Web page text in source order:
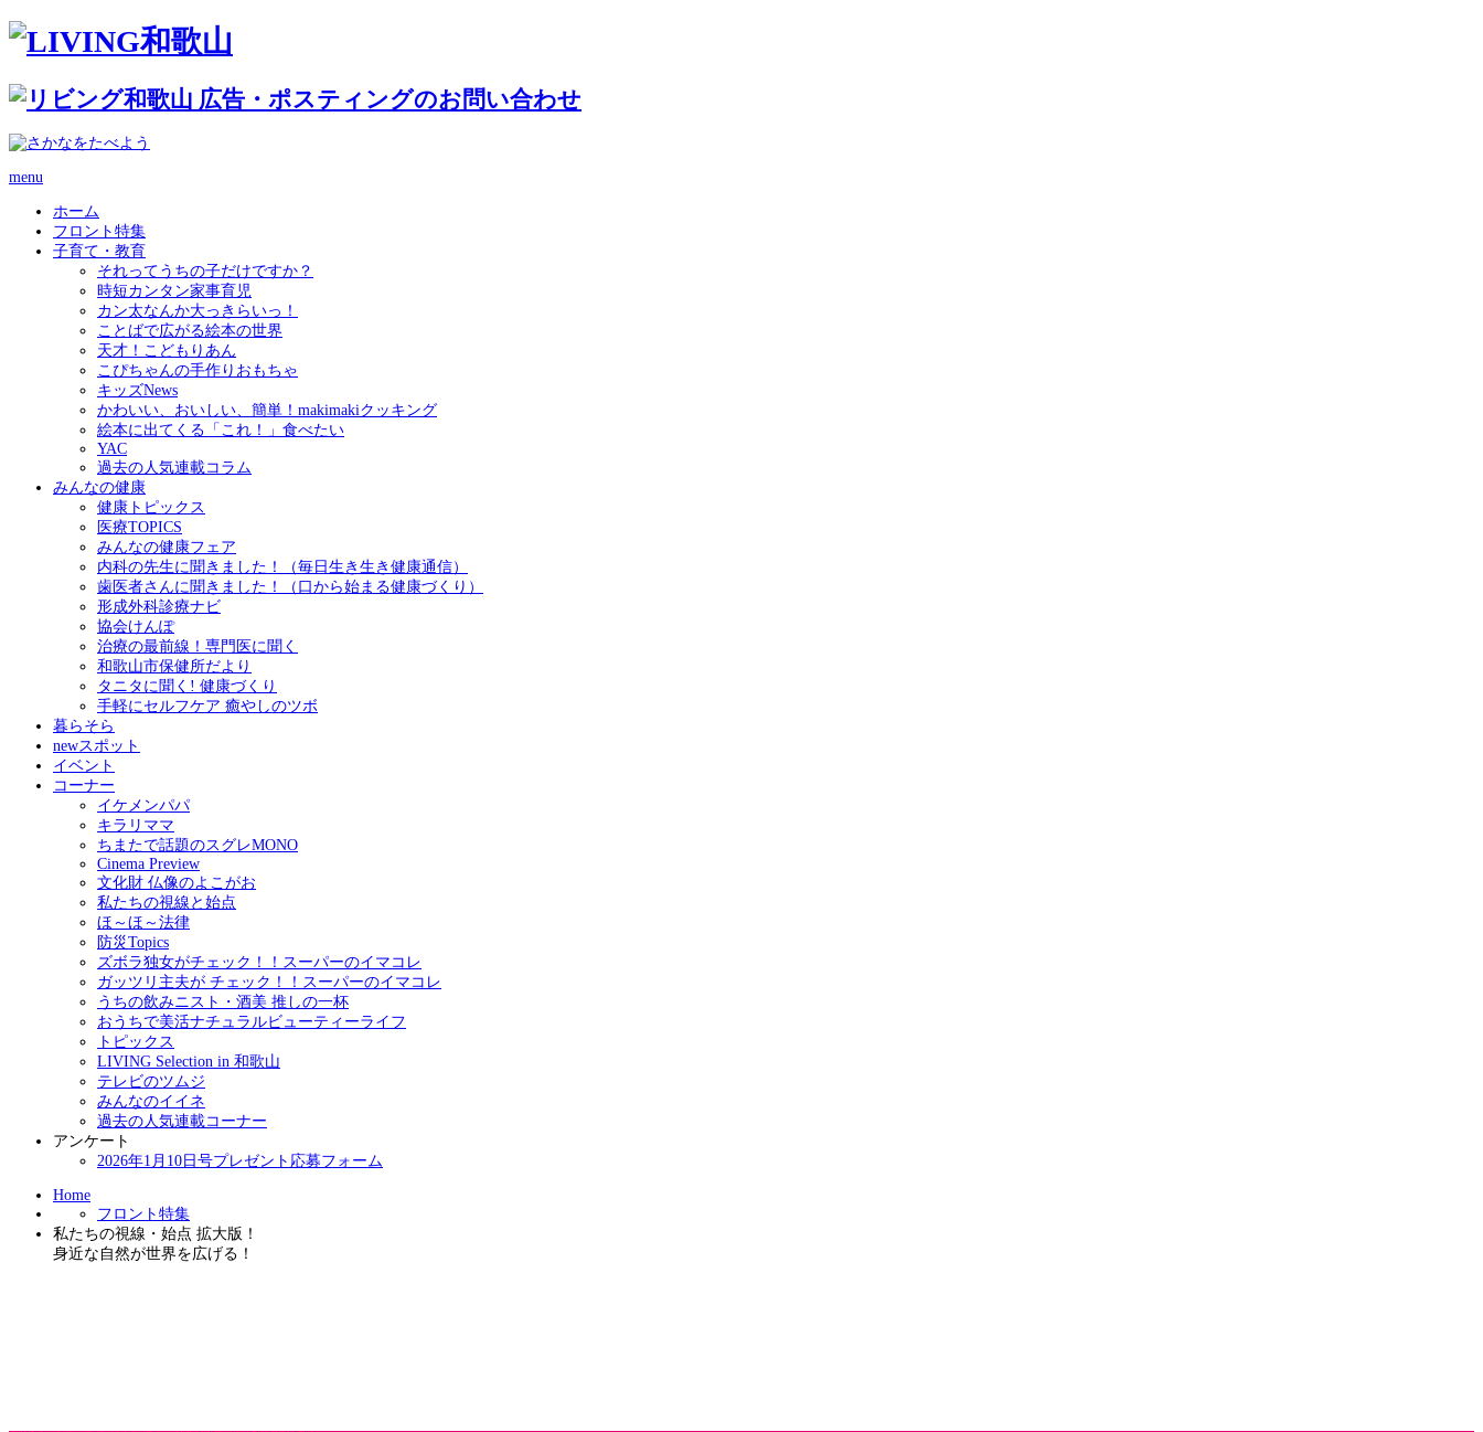
menu
ホーム
フロント特集
子育て・教育
それってうちの子だけですか？
時短カンタン家事育児
カン太なんか大っきらいっ！
ことばで広がる絵本の世界
天才！こどもりあん
こぴちゃんの手作りおもちゃ
キッズNews
かわいい、おいしい、簡単！makimakiクッキング
絵本に出てくる「これ！」食べたい
YAC
過去の人気連載コラム
みんなの健康
健康トピックス
医療TOPICS
みんなの健康フェア
内科の先生に聞きました！（毎日生き生き健康通信）
歯医者さんに聞きました！（口から始まる健康づくり）
形成外科診療ナビ
協会けんぽ
治療の最前線！専門医に聞く
和歌山市保健所だより
タニタに聞く! 健康づくり
手軽にセルフケア 癒やしのツボ
暮らそら
newスポット
イベント
コーナー
イケメンパパ
キラリママ
ちまたで話題のスグレMONO
Cinema Preview
文化財 仏像のよこがお
私たちの視線と始点
ほ～ほ～法律
防災Topics
ズボラ独女がチェック！！スーパーのイマコレ
ガッツリ主夫が チェック！！スーパーのイマコレ
うちの飲みニスト・酒美 推しの一杯
おうちで美活ナチュラルビューティーライフ
トピックス
LIVING Selection in 和歌山
テレビのツムジ
みんなのイイネ
過去の人気連載コーナー
アンケート
2026年1月10日号プレゼント応募フォーム
Home
フロント特集
私たちの視線・始点 拡大版！
身近な自然が世界を広げる！